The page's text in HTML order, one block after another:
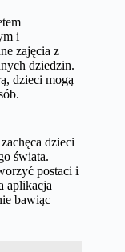
i
zajęcia z
dziedzin.
dzieci mogą
dzieci
świata.
postaci i
aplikacja
bawiąc